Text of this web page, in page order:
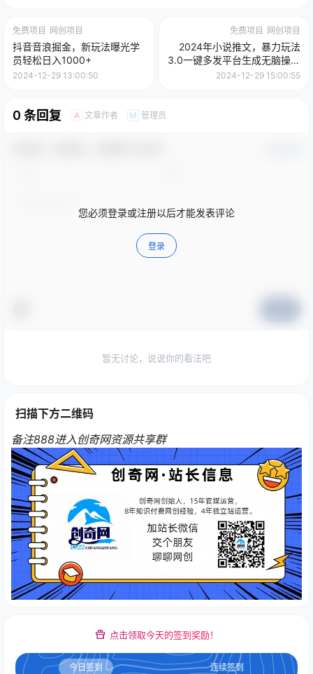
免费项目 网创项目
抖音音浪掘金，新玩法曝光学
员轻松日入1000+
2024-12-29 13:00:50
免费项目 网创项目
2024年小说推文，暴力玩法
3.0一键多发平台生成无脑操作
日入500-1000+
2024-12-29 15:00:55
0 条回复 A 文章作者 M 管理员
您必须登录或注册以后才能发表评论
登录
暂无讨论，说说你的看法吧
扫描下方二维码
备注888进入创奇网资源共享群
点击领取今天的签到奖励！
今日签到 连续签到